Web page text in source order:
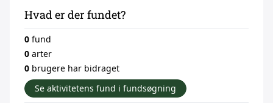
Hvad er der fundet?
0 fund
0 arter
0 brugere har bidraget
Se aktivitetens fund i fundsøgning